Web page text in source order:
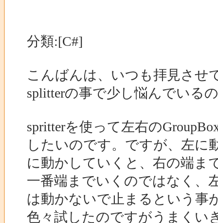
分類:[C#]
こんばんは、いつも拝見させ
splitterの事で少し悩んでいる
spritterを使って左右の
したいのです。ですが、左に
に動かしていくと、右の端ま
一番端までいくのではなく、
は動かないで止まるという事
色々試したのですがうまくい